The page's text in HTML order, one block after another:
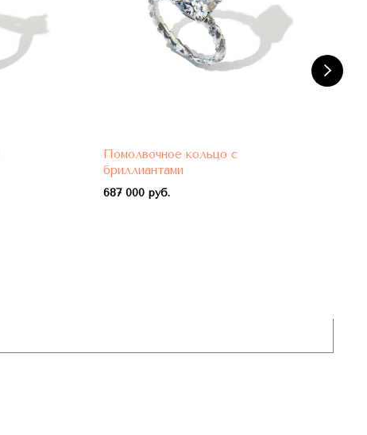
Помолвочное кольцо с
бриллиантами
687 000 руб.